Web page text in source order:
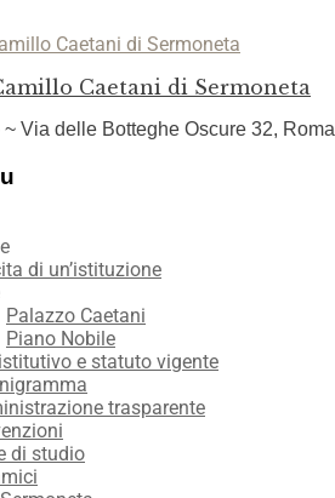
Caetani di Sermoneta
Via delle Botteghe Oscure 32, Roma
di un’istituzione
Palazzo Caetani
Piano Nobile
e statuto vigente
trasparente
di studio